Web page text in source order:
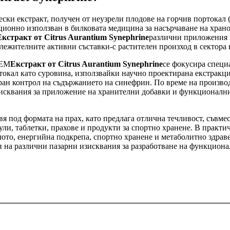
екстракт, получен от неузрели плодове на горчив
използван в билковата медицина за насърчаване на
от Citrus Aurantium Synephrineразлични приложения
активни съставки-с растителен произход в
Екстракт от Citrus Aurantium Synephrineсе фокусира
като суровина, използвайки научно проектирана
контрол на съдържанието на синефрин. По време на
за приложение на хранителни добавки и
под формата на прах, като предлага отлична течливост,
таблетки, прахове и продукти за спортно хранене. В
енергийна подкрепа, спортно хранене и метаболитно
различни пазарни изисквания за разработване на